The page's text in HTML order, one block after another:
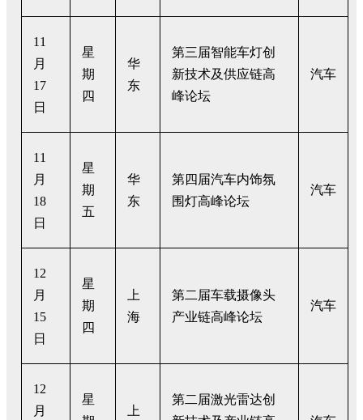
11
月
17
日
星
期
四
华
东
第三届智能车灯创
新技术及供应链高
峰论坛
汽车
11
月
18
日
星
期
五
华
东
第四届汽车内饰氛
围灯高峰论坛
汽车
12
月
15
日
星
期
四
上
海
第二届车载摄像头
产业链高峰论坛
汽车
12
月
星
上
第二届激光雷达创